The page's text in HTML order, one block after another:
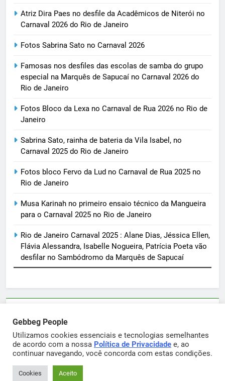
Atriz Dira Paes no desfile da Acadêmicos de Niterói no
Carnaval 2026 do Rio de Janeiro
Fotos Sabrina Sato no Carnaval 2026
Famosas nos desfiles das escolas de samba do grupo
especial na Marquês de Sapucaí no Carnaval 2026 do
Rio de Janeiro
Fotos Bloco da Lexa no Carnaval de Rua 2026 no Rio de
Janeiro
Sabrina Sato, rainha de bateria da Vila Isabel, no
Carnaval 2025 do Rio de Janeiro
Fotos bloco Fervo da Lud no Carnaval de Rua 2025 no
Rio de Janeiro
Musa Karinah no primeiro ensaio técnico da Mangueira
para o Carnaval 2025 no Rio de Janeiro
Rio de Janeiro Carnaval 2025 : Alane Dias, Jéssica Ellen,
Flávia Alessandra, Isabelle Nogueira, Patrícia Poeta vão
desfilar no Sambódromo da Marquês de Sapucaí
sortimentos@yahoo.com.br
Gebbeg Powered ByBlazeThemes.
Gebbeg People
Utilizamos cookies essenciais e tecnologias semelhantes
de acordo com a nossa Política de Privacidade e, ao
continuar navegando, você concorda com estas condições.
Cookies Aceito